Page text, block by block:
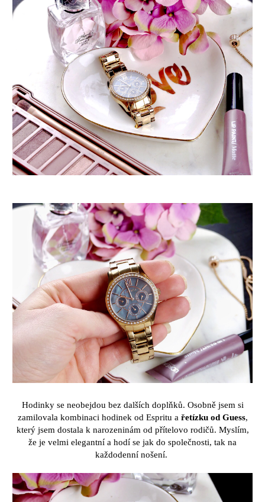
Hodinky se neobejdou bez dalších doplňků. Osobně jsem si
zamilovala kombinaci hodinek od Espritu a řetízku od Guess,
kterýjsem dostala k narozeninám od přítelovo rodičů. Myslím,
že je velmi elegantní a hodí se jak do společnosti, tak na
každodenní nošení.